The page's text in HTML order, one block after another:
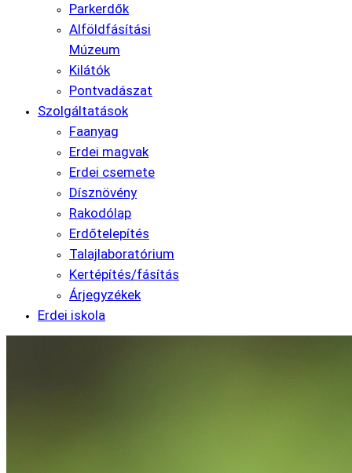
Parkerdők
Alföldfásítási
Múzeum
Kilátók
Pontvadászat
Szolgáltatások
Faanyag
Erdei magvak
Erdei csemete
Dísznövény
Rakodólap
Erdőtelepítés
Talajlaboratórium
Kertépítés/fásítás
Árjegyzékek
Erdei iskola